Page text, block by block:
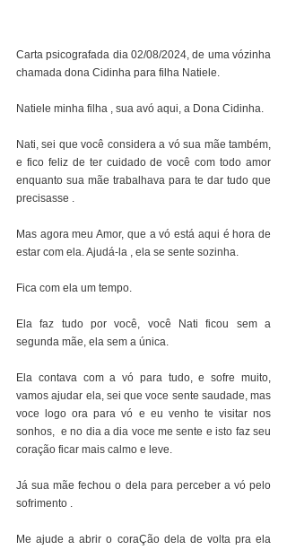
Carta psicografada dia 02/08/2024, de uma vózinha
chamada dona Cidinha para filha Natiele.​​
Natiele minha filha , sua avó aqui, a Dona Cidinha.
Nati, sei que você considera a vó sua mãe também,
e fico feliz de ter cuidado de você com todo amor
enquanto sua mãe trabalhava para te dar tudo que
precisasse .
Mas agora meu Amor, que a vó está aqui é hora de
estar com ela. Ajudá-la , ela se sente sozinha.
Fica com ela um tempo.
Ela faz tudo por você, você Nati ficou sem a
segunda mãe, ela sem a única.
Ela contava com a vó para tudo, e sofre muito,
vamos ajudar ela, sei que voce sente saudade, mas
voce logo ora para vó e eu venho te visitar nos
sonhos,  e no dia a dia voce me sente e isto faz seu
coração ficar mais calmo e leve.
Já sua mãe fechou o dela para perceber a vó pelo
sofrimento .
Me ajude a abrir o coraÇão dela de volta pra ela